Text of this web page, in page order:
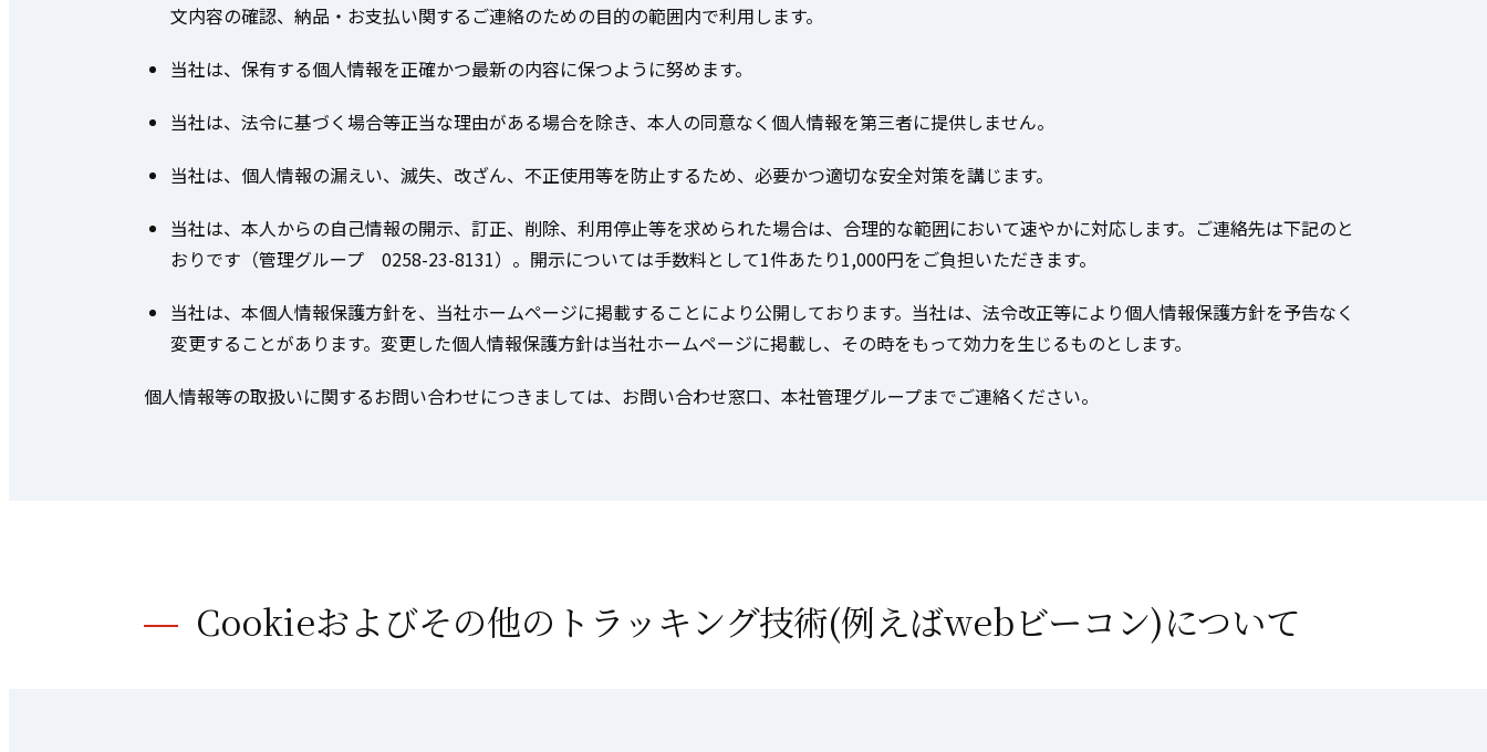
文内容の確認、納品・お支払い関するご連絡のための目的の範囲内で利用します。
当社は、保有する個人情報を正確かつ最新の内容に保つように努めます。
当社は、法令に基づく場合等正当な理由がある場合を除き、本人の同意なく個人情報を第三者に提供しません。
当社は、個人情報の漏えい、滅失、改ざん、不正使用等を防止するため、必要かつ適切な安全対策を講じます。
当社は、本人からの自己情報の開示、訂正、削除、利用停止等を求められた場合は、合理的な範囲において速やかに対応します。ご連絡先は下記のと
おりです（管理グループ 0258-23-8131）。開示については手数料として1件あたり1,000円をご負担いただきます。
当社は、本個人情報保護方針を、当社ホームページに掲載することにより公開しております。当社は、法令改正等により個人情報保護方針を予告なく
変更することがあります。変更した個人情報保護方針は当社ホームページに掲載し、その時をもって効力を生じるものとします。
個人情報等の取扱いに関するお問い合わせにつきましては、お問い合わせ窓口、本社管理グループまでご連絡ください。
Cookieおよびその他のトラッキング技術(例えばwebビーコン)について